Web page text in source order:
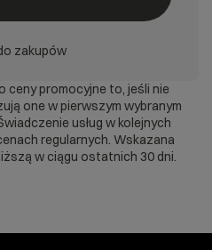
zakupów
ceny promocyjne to, jeśli nie
one w pierwszym wybranym
usług w kolejnych
regularnych. Wskazana
w ciągu ostatnich 30 dni.